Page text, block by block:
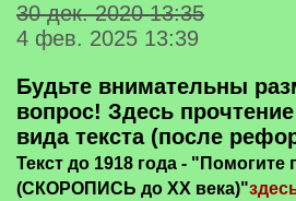
30 дек. 2020 13:35
4 фев. 2025 13:39
Будьте внимательны
вопрос! Здесь
вида текста (после
Текст до 1918 года - "Помогите
(СКОРОПИСЬ до ХХ века)"